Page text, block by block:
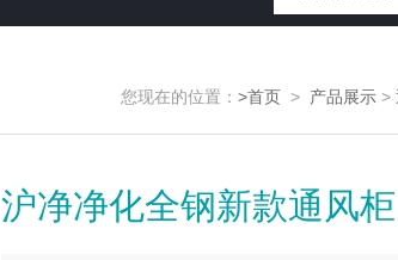
您现在的位置： >首页 > 产品展示 >
沪净净化全钢新款通风柜